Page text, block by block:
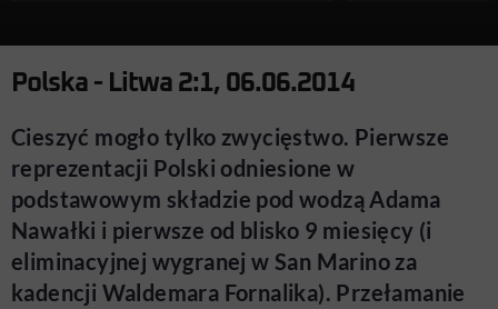
Polska - Litwa 2:1, 06.06.2014
Cieszyć mogło tylko zwycięstwo. Pierwsze
reprezentacji Polski odniesione w
podstawowym składzie pod wodzą Adama
Nawałki i pierwsze od blisko 9 miesięcy (i
eliminacyjnej wygranej w San Marino za
kadencji Waldemara Fornalika). Przełamanie